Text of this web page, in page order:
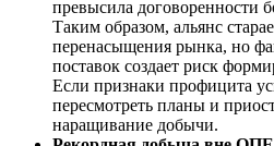
превысила договоренности
Таким образом, альянс
перенасыщения рынка, но
поставок создает риск
Если признаки профицита
пересмотреть планы и
наращивание добычи.